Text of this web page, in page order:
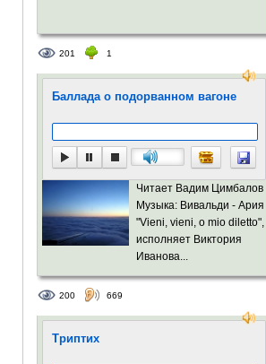
201 1
Баллада о подорванном вагоне
Читает Вадим Цимбалов
Музыка: Вивальди - Ария
"Vieni, vieni, o mio diletto",
исполняет Виктория
Иванова...
200 669
Триптих